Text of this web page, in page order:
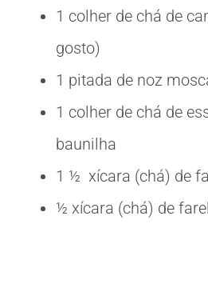
1 colher de chá de
gosto)
1 pitada de noz
1 colher de chá de
baunilha
1 ½ xícara (chá) de
½ xícara (chá) de